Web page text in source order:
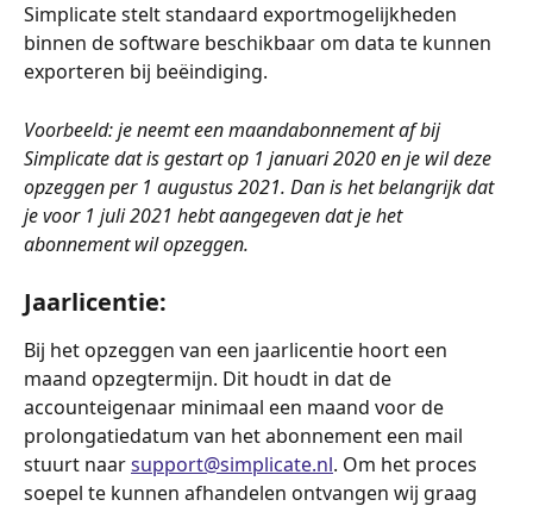
Simplicate stelt standaard exportmogelijkheden
binnen de software beschikbaar om data te kunnen
exporteren bij beëindiging.
Voorbeeld: je neemt een maandabonnement af bij
Simplicate dat is gestart op 1 januari 2020 en je wil deze
opzeggen per 1 augustus 2021. Dan is het belangrijk dat
je voor 1 juli 2021 hebt aangegeven dat je het
abonnement wil opzeggen.
Jaarlicentie:
Bij het opzeggen van een jaarlicentie hoort een
maand opzegtermijn. Dit houdt in dat de
accounteigenaar minimaal een maand voor de
prolongatiedatum van het abonnement een mail
stuurt naar support@simplicate.nl. Om het proces
soepel te kunnen afhandelen ontvangen wij graag